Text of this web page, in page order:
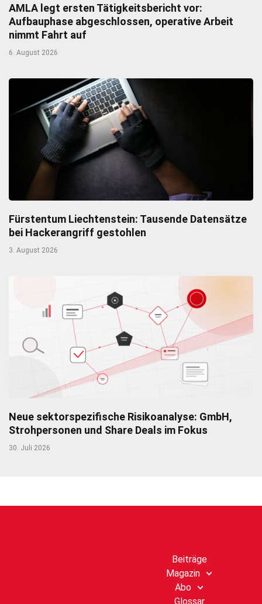
AMLA legt ersten Tätigkeitsbericht vor:
Aufbauphase abgeschlossen, operative Arbeit
nimmt Fahrt auf
6. August 2026
Fürstentum Liechtenstein: Tausende Datensätze
bei Hackerangriff gestohlen
3. August 2026
Neue sektorspezifische Risikoanalyse: GmbH,
Strohpersonen und Share Deals im Fokus
30. Juli 2026
Beiträge
Magazin
Abo
Glossar